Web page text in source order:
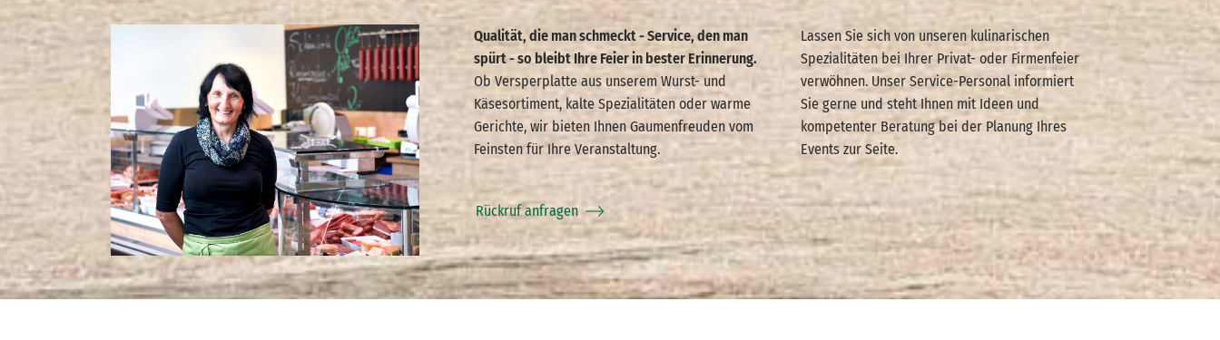
Qualität, die man schmeckt - Service, den man
spürt - so bleibt Ihre Feier in bester Erinnerung.
Ob Versperplatte aus unserem Wurst- und
Käsesortiment, kalte Spezialitäten oder warme
Gerichte, wir bieten Ihnen Gaumenfreuden vom
Feinsten für Ihre Veranstaltung.
Lassen Sie sich von unseren kulinarischen
Spezialitäten bei Ihrer Privat- oder Firmenfeier
verwöhnen. Unser Service-Personal informiert
Sie gerne und steht Ihnen mit Ideen und
kompetenter Beratung bei der Planung Ihres
Events zur Seite.
Rückruf anfragen